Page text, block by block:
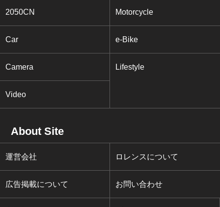
2050CN Motorcycle
Car e-Bike
Camera Lifestyle
Video
About Site
運営会社 ロレンスについて
広告掲載について お問い合わせ